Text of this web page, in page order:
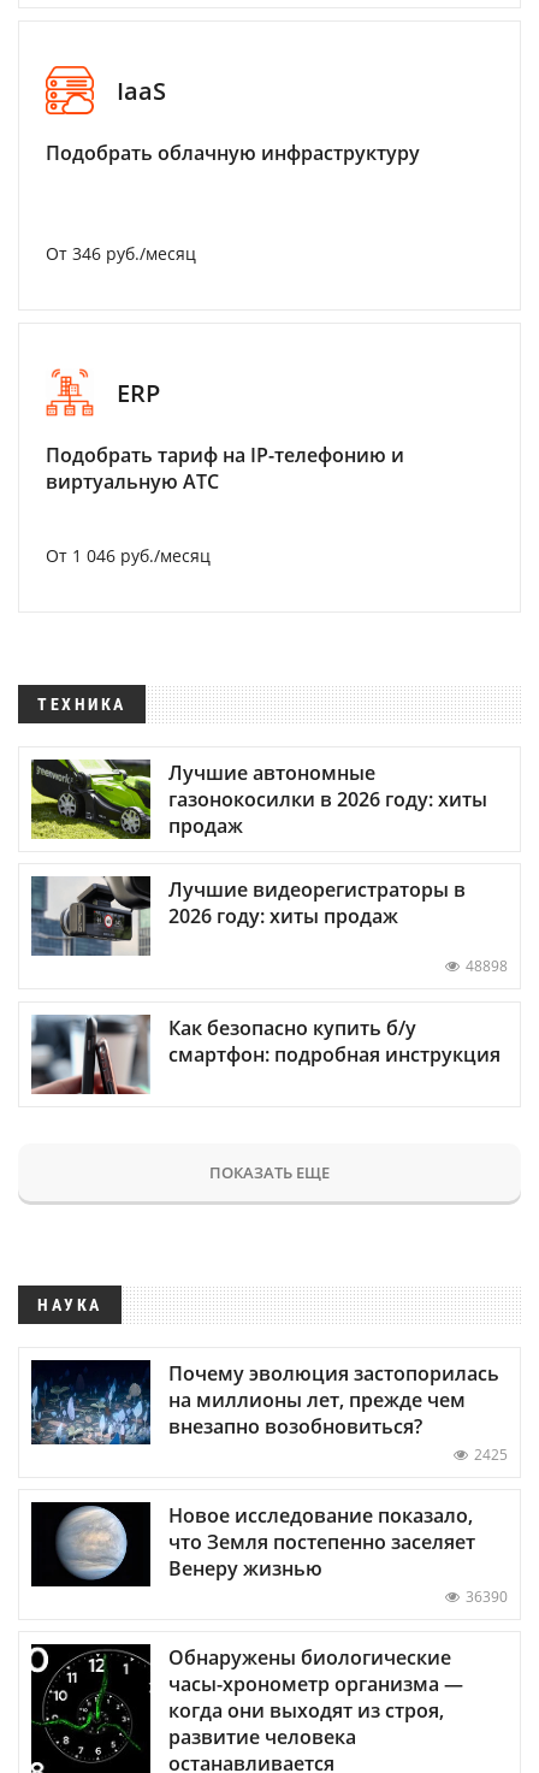
IaaS
Подобрать облачную инфраструктуру
От 346 руб./месяц
ERP
Подобрать тариф на IP-телефонию и
виртуальную АТС
От 1 046 руб./месяц
ТЕХНИКА
Лучшие автономные
газонокосилки в 2026 году: хиты
продаж
Лучшие видеорегистраторы в
2026 году: хиты продаж
48898
Как безопасно купить б/у
смартфон: подробная инструкция
ПОКАЗАТЬ ЕЩЕ
НАУКА
Почему эволюция застопорилась
на миллионы лет, прежде чем
внезапно возобновиться?
2425
Новое исследование показало,
что Земля постепенно заселяет
Венеру жизнью
36390
Обнаружены биологические
часы-хронометр организма —
когда они выходят из строя,
развитие человека
останавливается